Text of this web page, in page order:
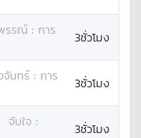
รรณ์ : การ
3ชั่วโมง
จันทร์ : การ
3ชั่วโมง
จับใจ :
3ชั่วโมง